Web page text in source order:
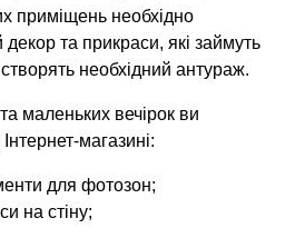
приміщень необхідно
декор та прикраси, які займуть
необхідний антураж.
маленьких вечірок ви
магазині:
для фотозон;
на стіну;